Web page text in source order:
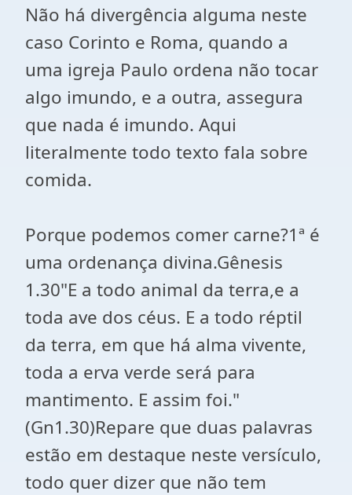
Não há divergência alguma neste
caso Corinto e Roma, quando a
uma igreja Paulo ordena não tocar
algo imundo, e a outra, assegura
que nada é imundo. Aqui
literalmente todo texto fala sobre
comida.
Porque podemos comer carne?1ª é
uma ordenança divina.Gênesis
1.30"E a todo animal da terra,e a
toda ave dos céus. E a todo réptil
da terra, em que há alma vivente,
toda a erva verde será para
mantimento. E assim foi."
(Gn1.30)Repare que duas palavras
estão em destaque neste versículo,
todo quer dizer que não tem